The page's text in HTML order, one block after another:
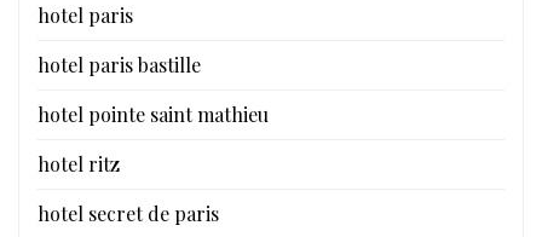
hotel paris
hotel paris bastille
hotel pointe saint mathieu
hotel ritz
hotel secret de paris